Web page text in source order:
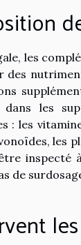
les
des
les
: les
les
inspecté
de